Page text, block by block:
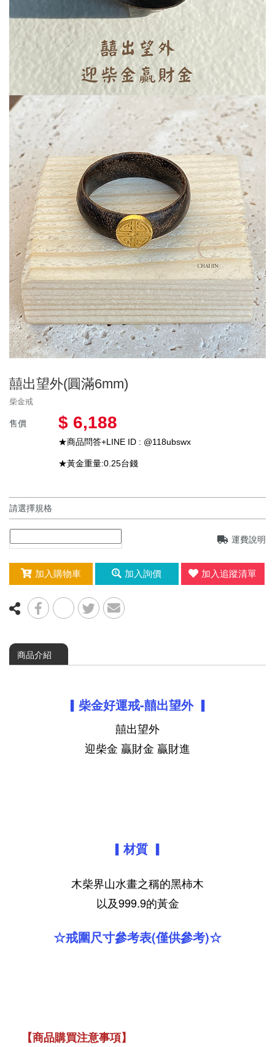
囍出望外(圓滿6mm)
柴金戒
售價 $ 6,188
★商品問答+LINE ID : @118ubswx
★黃金重量:0.25台錢
運費說明
加入購物車 加入詢價 加入追蹤清單
商品介紹
▎ 柴金好運戒-囍出望外 ▎
囍出望外
迎柴金 贏財金 贏財進
▎材質 ▎
木柴界山水畫之稱的黑柿木
以及999.9的黃金
☆戒圍尺寸參考表(僅供參考)☆
【商品購買注意事項】